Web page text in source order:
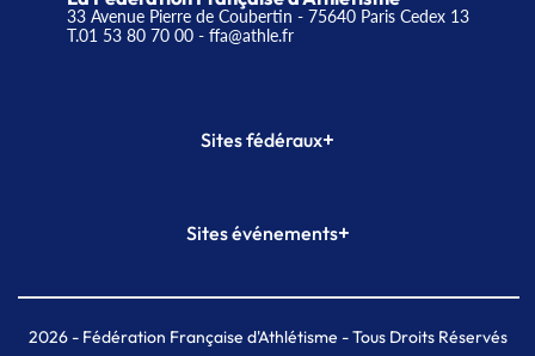
33 Avenue Pierre de Coubertin - 75640 Paris Cedex 13
T.01 53 80 70 00- ffa@athle.fr
Sites fédéraux+
Plateforme Formation
Sites événements+
Meeting de Paris indoor
MAIF Ekiden de Paris
2026- Fédération Française d'Athlétisme - Tous Droits Réservés